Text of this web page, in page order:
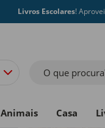
Livros Escolares!
O que
Animais Casa